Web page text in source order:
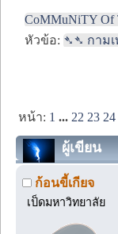
CoMMuNiTY Of
หัวข้อ: ➴➴ กามเ
หน้า: 1 ... 22 23 24
ผู้เขียน
ก้อนขี้เกียจ
เป็ดมหาวิทยาลัย